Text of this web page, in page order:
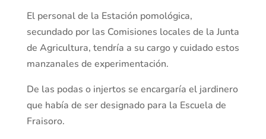
El personal de la Estación pomológica,
secundado por las Comisiones locales de la Junta
de Agricultura, tendría a su cargo y cuidado estos
manzanales de experimentación.
De las podas o injertos se encargaría el jardinero
que había de ser designado para la Escuela de
Fraisoro.